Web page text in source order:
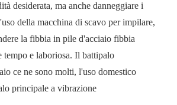
desiderata, ma anche danneggiare i
della macchina di scavo per impilare,
la fibbia in pile d'acciaio fibbia
tempo e laboriosa. Il battipalo
ce ne sono molti, l'uso domestico
principale a vibrazione